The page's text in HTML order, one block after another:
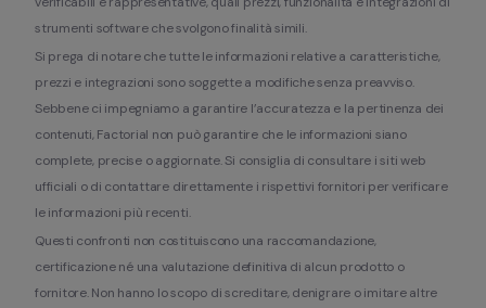
strumenti software che svolgono finalità simili.
Si prega di notare che tutte le informazioni relative a caratteristiche,
prezzi e integrazioni sono soggette a modifiche senza preavviso.
Sebbene ci impegniamo a garantire l’accuratezza e la pertinenza dei
contenuti, Factorial non può garantire che le informazioni siano
complete, precise o aggiornate. Si consiglia di consultare i siti web
ufficiali o di contattare direttamente i rispettivi fornitori per verificare
le informazioni più recenti.
Questi confronti non costituiscono una raccomandazione,
certificazione né una valutazione definitiva di alcun prodotto o
fornitore. Non hanno lo scopo di screditare, denigrare o imitare altre